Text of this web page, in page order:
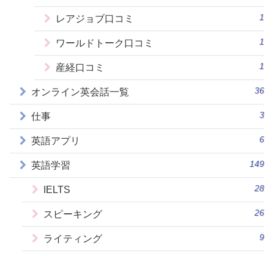
レアジョブ口コミ 1
ワールドトーク口コミ 1
産経口コミ 1
オンライン英会話一覧 36
仕事 3
英語アプリ 6
英語学習 149
IELTS 28
スピーキング 26
ライティング 9